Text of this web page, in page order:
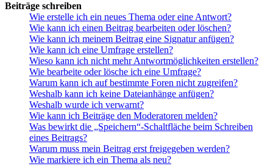
Beiträge schreiben
Wie erstelle ich ein neues Thema oder eine Antwort?
Wie kann ich einen Beitrag bearbeiten oder löschen?
Wie kann ich meinem Beitrag eine Signatur anfügen?
Wie kann ich eine Umfrage erstellen?
Wieso kann ich nicht mehr Antwortmöglichkeiten erstellen?
Wie bearbeite oder lösche ich eine Umfrage?
Warum kann ich auf bestimmte Foren nicht zugreifen?
Weshalb kann ich keine Dateianhänge anfügen?
Weshalb wurde ich verwarnt?
Wie kann ich Beiträge den Moderatoren melden?
Was bewirkt die „Speichern“-Schaltfläche beim Schreiben
eines Beitrags?
Warum muss mein Beitrag erst freigegeben werden?
Wie markiere ich ein Thema als neu?